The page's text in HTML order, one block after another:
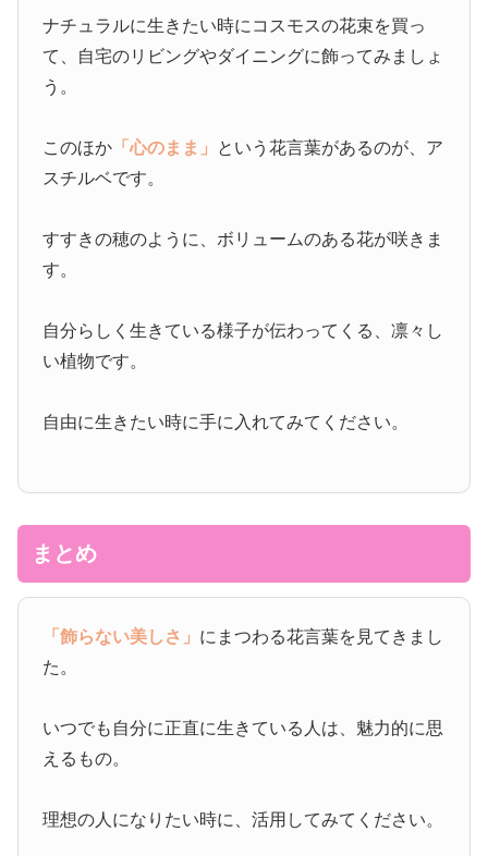
ナチュラルに生きたい時にコスモスの花束を買っ
て、自宅のリビングやダイニングに飾ってみましょ
う。
このほか 「心のまま」 という花言葉があるのが、ア
スチルベです。
すすきの穂のように、ボリュームのある花が咲きま
す。
自分らしく生きている様子が伝わってくる、凛々し
い植物です。
自由に生きたい時に手に入れてみてください。
まとめ
「飾らない美しさ」 にまつわる花言葉を見てきまし
た。
いつでも自分に正直に生きている人は、魅力的に思
えるもの。
理想の人になりたい時に、活用してみてください。